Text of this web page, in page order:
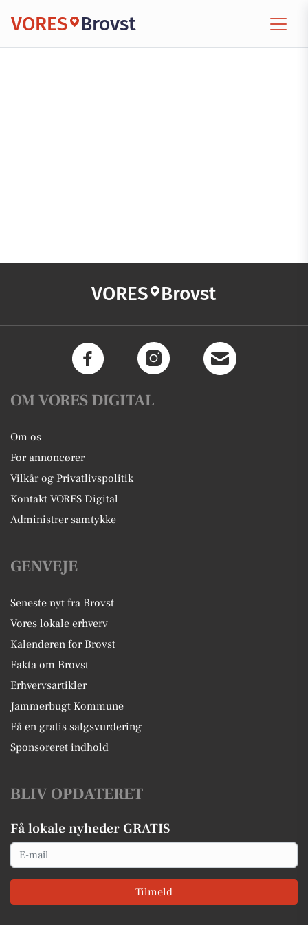
VORES Brovst
VORES Brovst
OM VORES DIGITAL
Om os
For annoncører
Vilkår og Privatlivspolitik
Kontakt VORES Digital
Administrer samtykke
GENVEJE
Seneste nyt fra Brovst
Vores lokale erhverv
Kalenderen for Brovst
Fakta om Brovst
Erhvervsartikler
Jammerbugt Kommune
Få en gratis salgsvurdering
Sponsoreret indhold
BLIV OPDATERET
Få lokale nyheder GRATIS
Email
Tilmeld